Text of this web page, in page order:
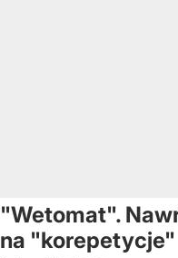
"Wetomat".
na "korepetycje"